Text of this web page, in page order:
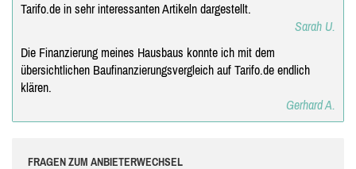
Tarifo.de in sehr interessanten Artikeln dargestellt.
Sarah U.
Die Finanzierung meines Hausbaus konnte ich mit dem
übersichtlichen Baufinanzierungsvergleich auf Tarifo.de endlich
klären.
Gerhard A.
FRAGEN ZUM ANBIETERWECHSEL